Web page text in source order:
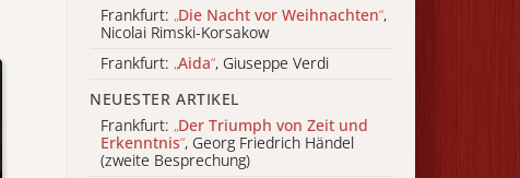
Frankfurt: „Die Nacht vor Weihnachten“,
Nicolai Rimski-Korsakow
Frankfurt: „Aida“, Giuseppe Verdi
NEUESTER ARTIKEL
Frankfurt: „Der Triumph von Zeit und
Erkenntnis“, Georg Friedrich Händel
(zweite Besprechung)